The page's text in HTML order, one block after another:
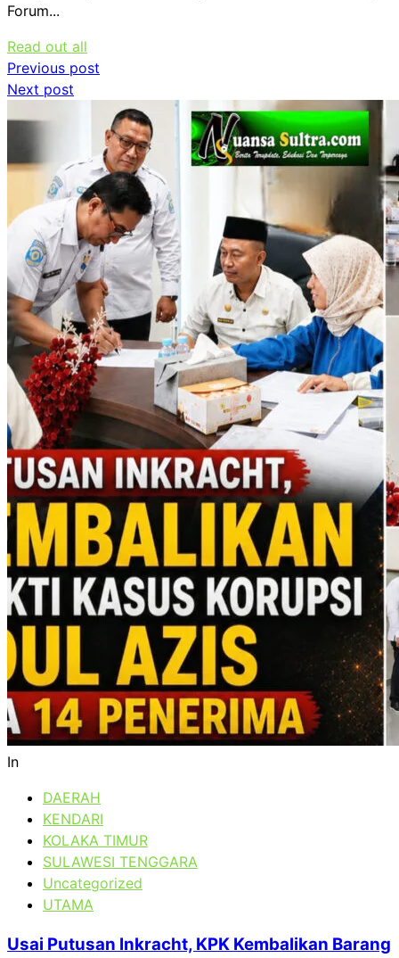
Forum...
Read out all
Navigasi
pos
Previous post
Next post
In
DAERAH
KENDARI
KOLAKA TIMUR
SULAWESI TENGGARA
Uncategorized
UTAMA
Usai Putusan Inkracht, KPK Kembalikan Barang